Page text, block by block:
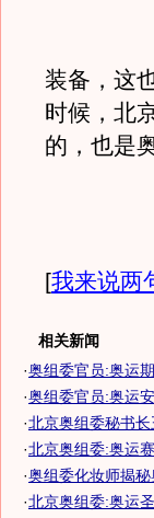
装备，这
时候，北
的，也是
[我来说两
相关新闻
·奥组委官员:奥运
·奥组委官员:奥运
·北京奥组委秘书
·北京奥组委:奥运
·奥组委化妆师揭秘
·北京奥组委:奥运